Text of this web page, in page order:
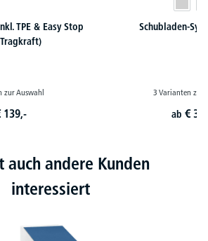
TPE & Easy Stop
zur Auswahl
139,-
Schubladen-
3 Varianten zur
ab € 35,
auch andere Kunden
interessiert